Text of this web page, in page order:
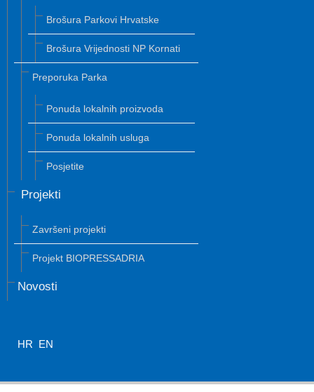
Brošura Parkovi Hrvatske
Brošura Vrijednosti NP Kornati
Preporuka Parka
Ponuda lokalnih proizvoda
Ponuda lokalnih usluga
Posjetite
Projekti
Završeni projekti
Projekt BIOPRESSADRIA
Novosti
HR EN